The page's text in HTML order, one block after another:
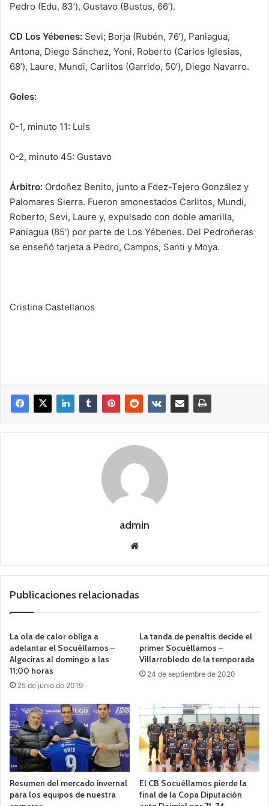
Pedro (Edu, 83’), Gustavo (Bustos, 66’).
CD Los Yébenes: Sevi; Borja (Rubén, 76’), Paniagua,
Antona, Diego Sánchez, Yoni, Roberto (Carlos Iglesias,
68’), Laure, Mundi, Carlitos (Garrido, 50’), Diego Navarro.
Goles:
0-1, minuto 11: Luis
0-2, minuto 45: Gustavo
Árbitro: Ordoñez Benito, junto a Fdez-Tejero González y
Palomares Sierra. Fueron amonestados Carlitos, Mundi,
Roberto, Sevi, Laure y, expulsado con doble amarilla,
Paniagua (85’) por parte de Los Yébenes. Del Pedroñeras
se enseñó tarjeta a Pedro, Campos, Santi y Moya.
Cristina Castellanos
admin
we
Publicaciones relacionadas
La ola de calor obliga a
adelantar el Socuéllamos –
Algeciras al domingo a las
11:00 horas
25 de junio de 2019
La tanda de penaltis decide el
primer Socuéllamos –
Villarrobledo de la temporada
24 de septiembre de 2020
Resumen del mercado invernal
para los equipos de nuestra
El CB Socuéllamos pierde la
final de la Copa Diputación